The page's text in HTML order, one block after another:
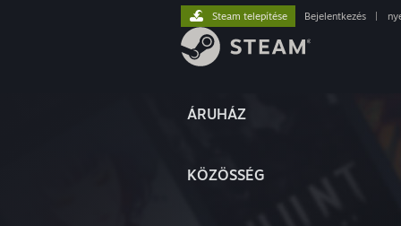
ÁRUHÁZ
KÖZÖSSÉG
Steam telepítése Bejelentkezés